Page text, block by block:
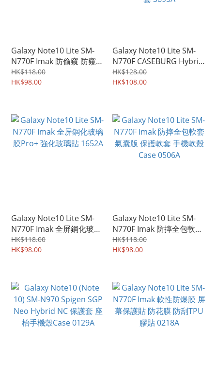
Galaxy Note10 Lite SM-
N770F Imak 防偷窺 防窺視
防偷睇 保私隱 鋼化玻璃膜
全屏覆蓋保護貼 3826A
HK$118.00
HK$98.00
Galaxy Note10 Lite SM-
N770F CASEBURG Hybrid
HEX 雙物料加強防撞 軟邊
硬底 四邊全包保護殼 手機
HK$128.00
HK$108.00
Galaxy Note10 Lite SM-
N770F Imak 全屏鋼化玻璃
膜Pro+ 強化玻璃貼 1652A
HK$118.00
HK$98.00
Galaxy Note10 Lite SM-
N770F Imak 防摔全包軟套
氣囊版 保護軟套 手機軟殼
Case 0506A
HK$118.00
HK$98.00